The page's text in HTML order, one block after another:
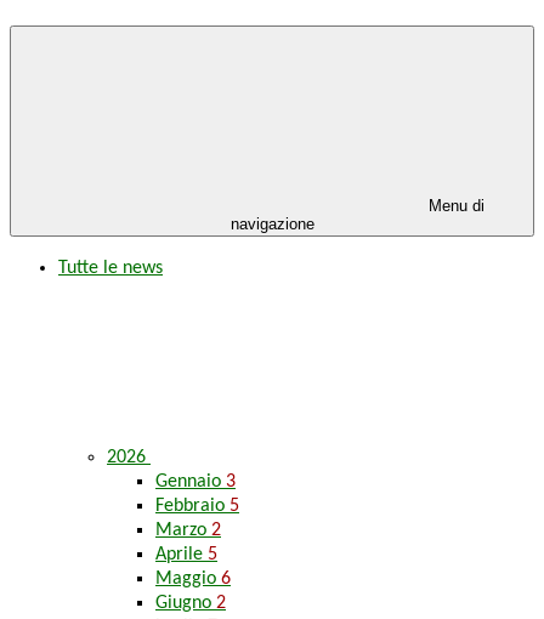
Menu di
navigazione
Tutte le news
2026
Gennaio 3
Febbraio 5
Marzo 2
Aprile 5
Maggio 6
Giugno 2